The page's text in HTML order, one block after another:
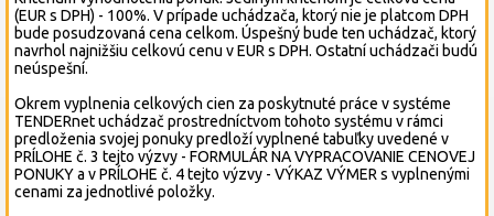
(EUR s DPH) - 100%. V prípade uchádzača, ktorý nie je platcom DPH
bude posudzovaná cena celkom. Úspešný bude ten uchádzač, ktorý
navrhol najnižšiu celkovú cenu v EUR s DPH. Ostatní uchádzači budú
neúspešní.
Okrem vyplnenia celkových cien za poskytnuté práce v systéme
TENDERnet uchádzač prostredníctvom tohoto systému v rámci
predloženia svojej ponuky predloží vyplnené tabuľky uvedené v
PRÍLOHE č. 3 tejto výzvy - FORMULÁR NA VYPRACOVANIE CENOVEJ
PONUKY a v PRÍLOHE č. 4 tejto výzvy - VÝKAZ VÝMER s vyplnenými
cenami za jednotlivé položky.